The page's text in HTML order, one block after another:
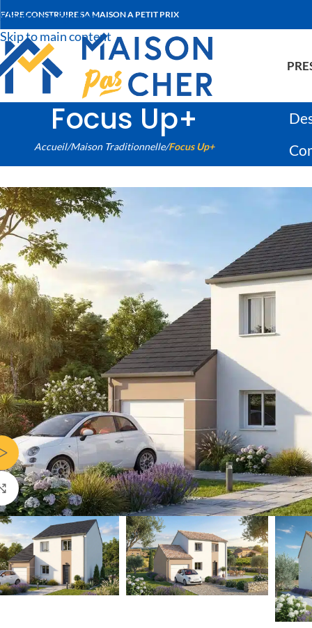
Skip to navigation
Skip to main content
FAIRE CONSTRUIRE SA MAISON A PETIT PRIX
Focus Up+
Accueil/Maison Traditionnelle/Focus Up+
Voir Vidéo
Agrandir